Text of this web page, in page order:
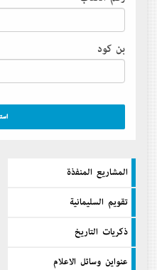
بن كود
المشاريع المنفذة
تقويم السليمانية
ذكريات التاريخ
عنواين وسائل الاعلام